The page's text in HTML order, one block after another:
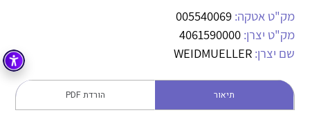
מיתוג, בקרה , ואינסטלציה חשמלית ופעילה ב7 תחומים:
חשמל מיתוג ואינסטלציה חשמלית
קופסאות וארונות לחשמל, בקרה ואלקטרוניקה
לכל מוצרי היצרן לכל מוצרי היצרן
מק"ט אטקה: 005540069
מק"ט יצרן: 4061590000
שם יצרן: WEIDMUELLER
תיאור הורדת PDF